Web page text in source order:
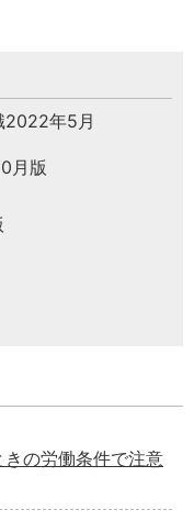
2022年5月
月版
の労働条件で注意